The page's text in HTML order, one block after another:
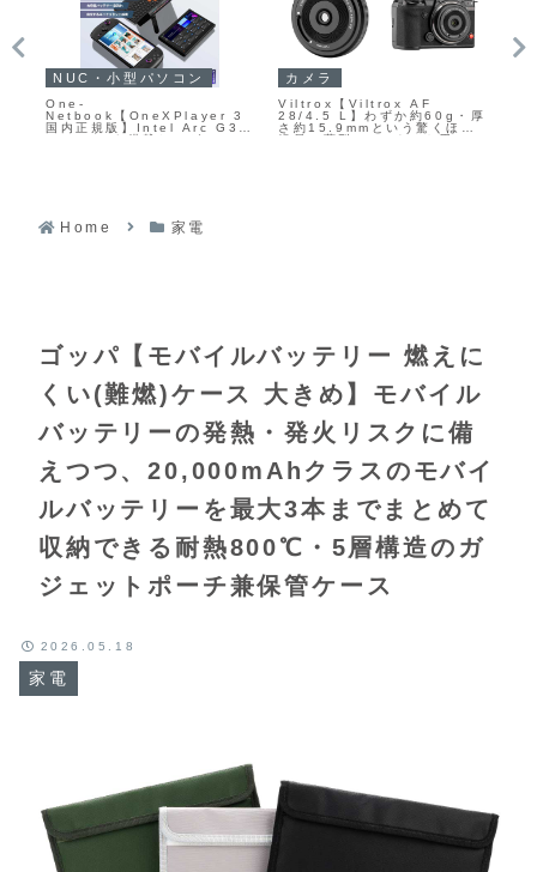
ガジェットセール
【水月雨 Robin’s
Earphones】10mmダイナ
ミックドライバーと6mm環状
平面ドライバーを組み合わせ
12,100円
アウトドアセール
【Anker Solix C300
Portable Power
Station】288Whクラスのバ
ッテリー容量を備えたコンパ
Home 家電
ゴッパ【モバイルバッテリー 燃えに
くい(難燃)ケース 大きめ】モバイル
バッテリーの発熱・発火リスクに備
えつつ、20,000mAhクラスのモバイ
ルバッテリーを最大3本までまとめて
収納できる耐熱800℃・5層構造のガ
ジェットポーチ兼保管ケース
家電
2026.05.18